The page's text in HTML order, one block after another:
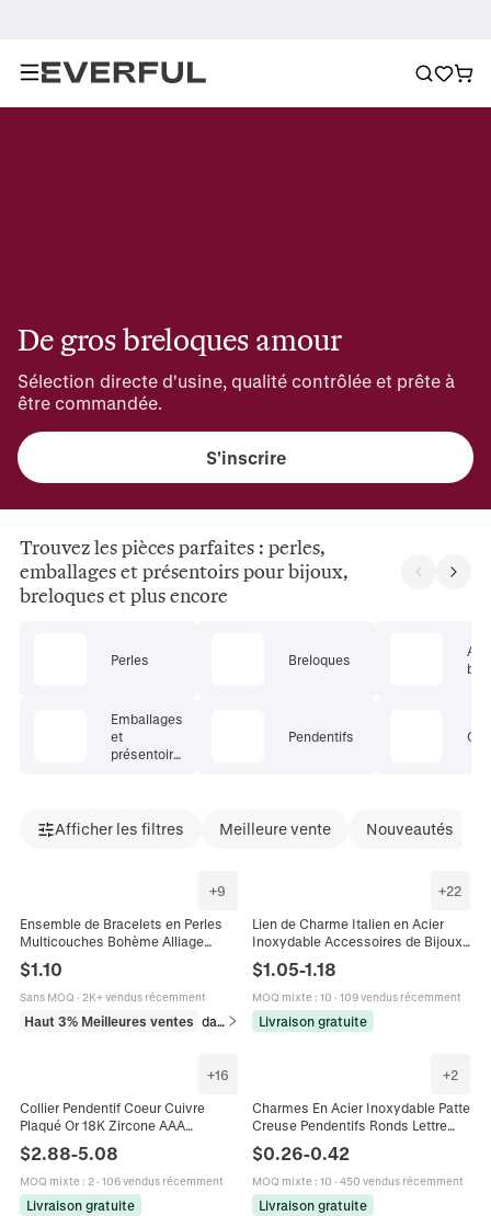
De gros breloques amour
Sélection directe d'usine, qualité contrôlée et prête à
être commandée.
S'inscrire
Trouvez les pièces parfaites : perles,
emballages et présentoirs pour bijoux,
breloques et plus encore
Perles
Emballages
et
présentoirs
Breloques
Pendentifs
Afficher les filtres Meilleure vente Nouveautés
+9
Ensemble de Bracelets en Perles
Multicouches Bohème Alliage
Acrylique Bois Gland Aile Charme I
LOVE YOU pour Femme Bijoux
Vintage
$1.10
Sans MOQ · 2K+ vendus récemment
Haut 3% Meilleures ventes dans Bracelets
+22
Lien de Charme Italien en Acier
Inoxydable Accessoires de Bijoux
Bricolage Charme de Cœur Nœud
Sirène Lettre d'Amour pour Bracelet
Modulaire
$1.05-1.18
MOQ mixte: 10 · 109 vendus récemment
Livraison gratuite
+16
Collier Pendentif Coeur Cuivre
Plaqué Or 18K Zircone AAA
Breloques Garçon Fille Bijoux
Amour Familial Cadeau
$2.88-5.08
MOQ mixte: 2· 106 vendus récemment
Livraison gratuite
+2
Charmes En Acier Inoxydable Patte
Creuse Pendentifs Ronds Lettre
LOVE Pour La Fabrication De Bijoux
DIY Poli
$0.26-0.42
MOQ mixte: 10 · 450 vendus récemment
Livraison gratuite